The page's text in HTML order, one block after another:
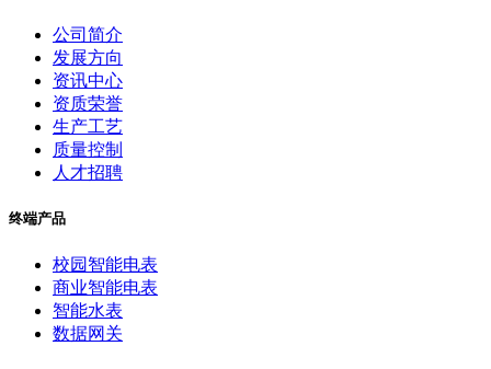
公司简介
发展方向
资讯中心
资质荣誉
生产工艺
质量控制
人才招聘
终端产品
校园智能电表
商业智能电表
智能水表
数据网关